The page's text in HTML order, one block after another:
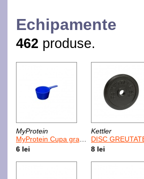
Echipamente
462 produse.
MyProtein
MyProtein Cupa gradata mare
6 lei
Kettler
DISC GREUTATE
8 lei